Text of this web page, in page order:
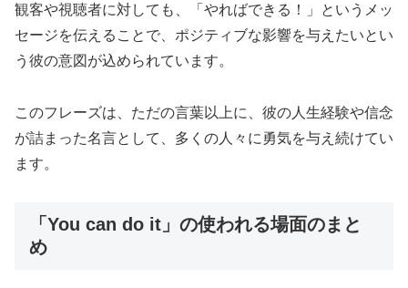
観客や視聴者に対しても、「やればできる！」というメッ
セージを伝えることで、ポジティブな影響を与えたいとい
う彼の意図が込められています。
このフレーズは、ただの言葉以上に、彼の人生経験や信念
が詰まった名言として、多くの人々に勇気を与え続けてい
ます。
「You can do it」の使われる場面のまと
め